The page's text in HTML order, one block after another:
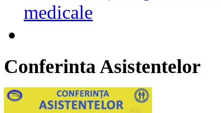
medicale
ConferintaAsistentelor